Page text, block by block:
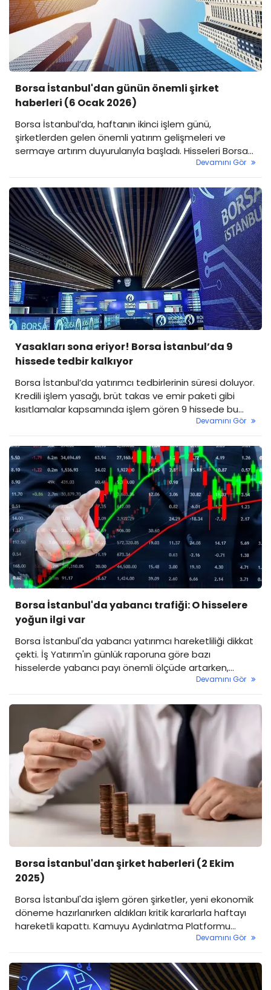
Borsa İstanbul'dan günün önemli şirket
haberleri (6 Ocak 2026)
Borsa İstanbul’da, haftanın ikinci işlem günü,
şirketlerden gelen önemli yatırım gelişmeleri ve
sermaye artırım duyurularıyla başladı. Hisseleri Borsa
İstanbul’da işlemlere açık olan şirketler, Kamuyu
Aydınlatma Platformu (KAP) duyurularıyla öne çıktı.
İşte Borsa İstanbul’dan şirket haberleri…
Devamını Gör
Yasakları sona eriyor! Borsa İstanbul’da 9
hissede tedbir kalkıyor
Borsa İstanbul’da yatırımcı tedbirlerinin süresi doluyor.
Kredili işlem yasağı, brüt takas ve emir paketi gibi
kısıtlamalar kapsamında işlem gören 9 hissede bu
hafta sonu itibarıyla uygulamalar sona erecek. 3
Kasım Pazartesi günü itibarıyla tedbirleri bitecek
hisselerde yeniden normal işlem koşullarına geçilmesi
bekleniyor.
Devamını Gör
Borsa İstanbul'da yabancı trafiği: O hisselere
yoğun ilgi var
Borsa İstanbul'da yabancı yatırımcı hareketliliği dikkat
çekti. İş Yatırım'ın günlük raporuna göre bazı
hisselerde yabancı payı önemli ölçüde artarken,
bazıları ise yabancıların satışlarıyla karşılaştı. Genel
olarak Borsa İstanbul'un yabancı payında ise hafif bir
düşüş yaşandı.
Devamını Gör
Borsa İstanbul'dan şirket haberleri (2 Ekim
2025)
Borsa İstanbul'da işlem gören şirketler, yeni ekonomik
döneme hazırlanırken aldıkları kritik kararlarla haftayı
hareketli kapattı. Kamuyu Aydınlatma Platformu
(KAP) üzerinden yapılan duyurular, şirketlerin büyüme
hedeflerini, finansman stratejilerini ve operasyonel
odaklarını netleştirdi.
Devamını Gör